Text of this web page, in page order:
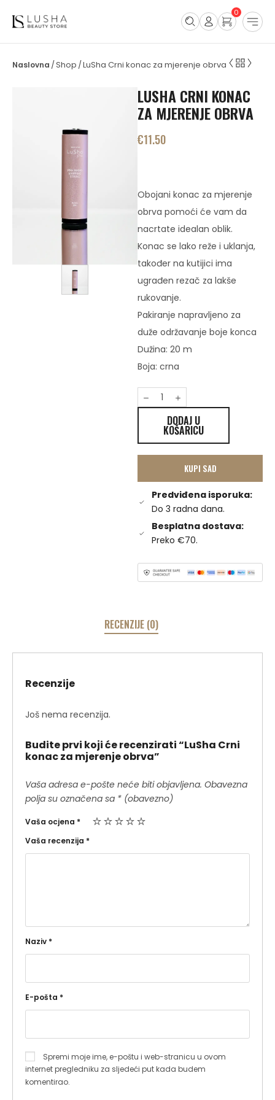
0
/Shop /LuSha Crni konac za mjerenje obrva
LUSHA CRNI KONAC
ZA MJERENJE OBRVA
€11.50
Obojani konac za mjerenje
obrva pomoći će vam da
nacrtate idealan oblik.
Konac se lako reže i uklanja,
također na kutijici ima
ugrađen rezač za lakše
rukovanje.
Pakiranje napravljeno za
duže održavanje boje konca
Dužina: 20 m
Boja: crna
DODAJ U
KOŠARICU
KUPI SAD
Predviđena isporuka:
Do 3 radna dana.
Besplatna dostava:
Preko €70.
RECENZIJE (0)
Recenzije
Još nema recenzija.
Budite prvi koji će recenzirati “LuSha Crni
konac za mjerenje obrva”
Vaša adresa e-pošte neće biti objavljena. Obavezna
polja su označena sa * (obavezno)
Vaša ocjena *
Vaša recenzija *
Naziv *
E-pošta *
Spremi moje ime, e-poštu i web-stranicu u ovom
internet pregledniku za sljedeći put kada budem
komentirao.